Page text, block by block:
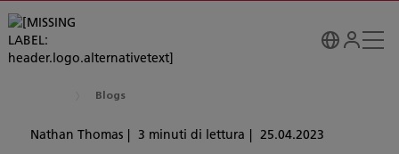
Blogs
Nathan Thomas 3 minuti di lettura 25.04.2023